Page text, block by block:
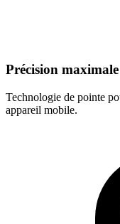
Précision maximale
Technologie de pointe
appareil mobile.